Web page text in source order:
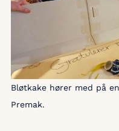
Bløtkake hører med på
Premak.